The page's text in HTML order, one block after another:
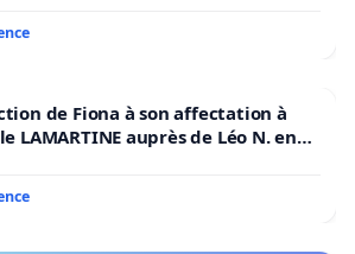
se respecte, il est essentiel de
de soutenir les activités
culturelles.
de Fiona à son affectation à
LAMARTINE auprès de Léo N. en